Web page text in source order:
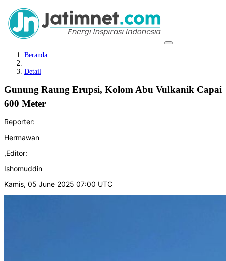
Beranda
Detail
Gunung Raung Erupsi, Kolom Abu Vulkanik Capai
600 Meter
Reporter:
Hermawan
,Editor:
Ishomuddin
Kamis, 05 June 2025 07:00 UTC